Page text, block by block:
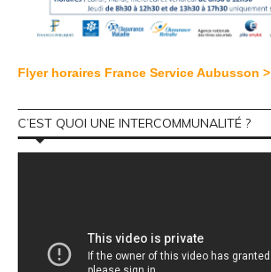
Flyer horaires France Service Aubusson >
C’EST QUOI UNE INTERCOMMUNALITÉ ?